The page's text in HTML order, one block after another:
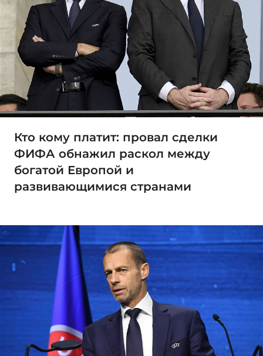
Кто кому платит: провал сделки
ФИФА обнажил раскол между
богатой Европой и
развивающимися странами